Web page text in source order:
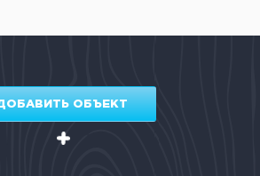
ОБЪЕКТ